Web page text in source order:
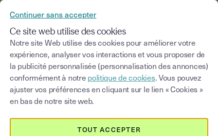
Blog
Choisir une catégorie Saisissez un terme
Continuer sans accepter
Ce site web utilise des cookies
Notre site Web utilise des cookies pour améliorer votre
expérience, analyser vos interactions et vous proposer de
la publicité personnalisée (personnalisation des annonces)
conformément à notre politique de cookies. Vous pouvez
ajuster vos préférences en cliquant sur le lien « Cookies »
en bas de notre site web.
TOUT ACCEPTER